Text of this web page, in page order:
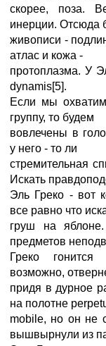
скорее, поза.
инерции. Отсюда
живописи -
атлас и кожа -
протоплазма. У
dynamis[5].
Если мы
группу, то будем
вовлечены в
у него - то ли
стремительная
Искать
Эль Греко - вот
все равно что
груш на
предметов
Греко
возможно,
придя в дурное
на полотне
mobile, но oн не
вышвырнули из